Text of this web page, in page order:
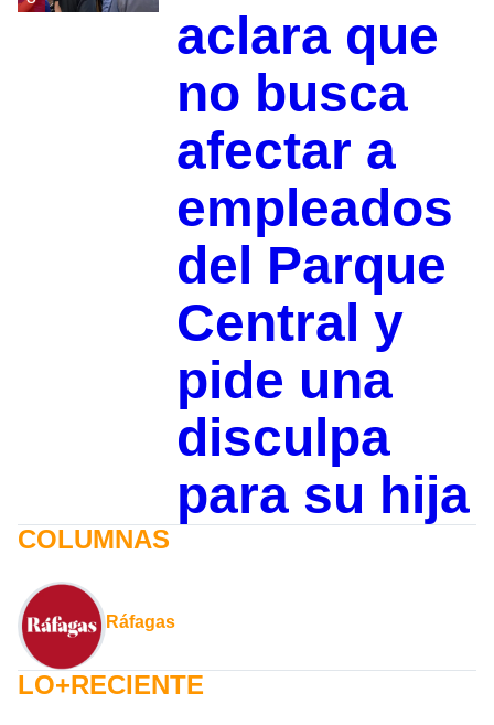
aclara que
no busca
afectar a
empleados
del Parque
Central y
pide una
disculpa
para su hija
COLUMNAS
Ráfagas
LO+RECIENTE